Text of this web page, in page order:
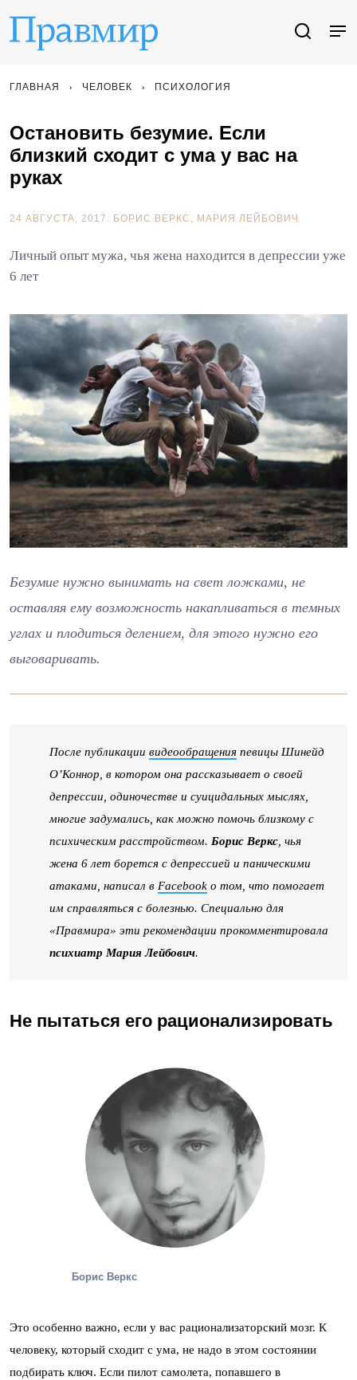
ГЛАВНАЯ ЧЕЛОВЕК ПСИХОЛОГИЯ
Остановить безумие. Если
близкий сходит с ума у вас на
руках
24 АВГУСТА, 2017. БОРИС ВЕРКС МАРИЯ ЛЕЙБОВИЧ
Личный опыт мужа, чья жена находится в депрессии уже
6 лет
Безумие нужно вынимать на свет ложками, не
оставляя ему возможность накапливаться в темных
углах и плодиться делением, для этого нужно его
выговаривать.
После публикации видеообращения певицы Шинейд
О’Коннор, в котором она рассказывает о своей
депрессии, одиночестве и суицидальных мыслях,
многие задумались, как можно помочь близкому с
психическим расстройством. Борис Веркс, чья
жена 6 лет борется с депрессией и паническими
атаками, написал в Facebook о том, что помогает
им справляться с болезнью. Специально для
«Правмира» эти рекомендации прокомментировала
психиатр Мария Лейбович.
Не пытаться его рационализировать
Борис Веркс
Это особенно важно, если у вас рационализаторский мозг. К
человеку, который сходит с ума, не надо в этом состоянии
подбирать ключ. Если пилот самолета, попавшего в